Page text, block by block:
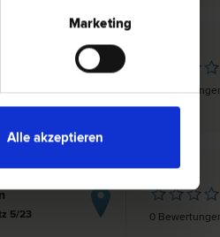
Marketing
Alle akzeptieren
0
5/23 0